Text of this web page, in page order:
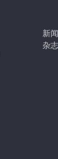
新闻
杂志